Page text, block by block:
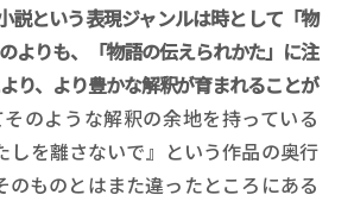
説という表現ジャンルは時として「物
よりも、「物語の伝えられかた」に注
り、より豊かな解釈が育まれることが
のような解釈の余地を持っている
しを離さないで』という作品の奥行
のものとはまた違ったところにある